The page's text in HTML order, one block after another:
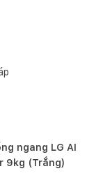
ngang LG AI
9kg (Trắng)